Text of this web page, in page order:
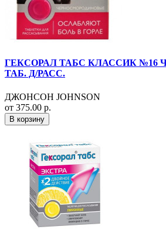
ГЕКСОРАЛ ТАБС КЛАССИК №16
ТАБ. Д/РАСС.
ДЖОНСОН JOHNSON
от 375.00 р.
В корзину